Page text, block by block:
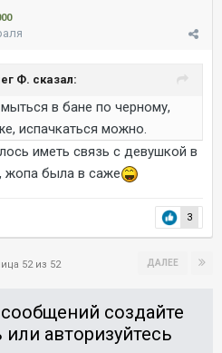
Ф. сказал:
в бане по черному,
испачкаться можно.
иметь связь с девушкой в
жопа была в саже
3
ДАЛЕЕ
52 из 52
создайте
авторизуйтесь